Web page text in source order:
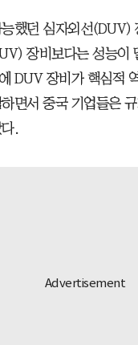
했던 심자외선(DUV)
장비보다는 성능이
DUV 장비가 핵심적
면서 중국 기업들은
.